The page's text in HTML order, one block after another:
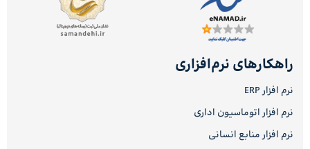
راهکارهای نرم‌افزاری
نرم افزار ERP
نرم افزار اتوماسیون اداری
نرم افزار منابع انسانی